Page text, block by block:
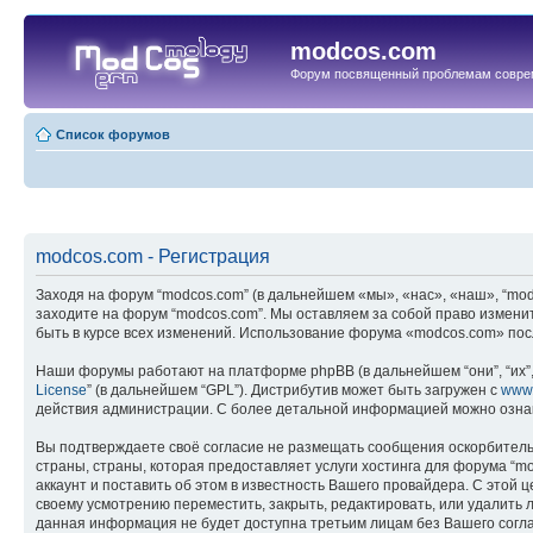
modcos.com
Форум посвященный проблемам
Список форумов
modcos.com - Регистрация
Заходя на форум “modcos.com” (в дальнейшем «мы», «нас», «наш»,
заходите на форум “modcos.com”. Мы оставляем за собой право
быть в курсе всех изменений. Использование форума «modcos.com»
Наши форумы работают на платформе phpBB (в дальнейшем “они”, “их”,
License” (в дальнейшем “GPL”). Дистрибутив может быть загружен с
действия администрации. С более детальной информацией можно
Вы подтверждаете своё согласие не размещать сообщения
страны, страны, которая предоставляет услуги хостинга для форума
аккаунт и поставить об этом в известность Вашего провайдера. С
своему усмотрению переместить, закрыть, редактировать, или
данная информация не будет доступна третьим лицам без Вашего